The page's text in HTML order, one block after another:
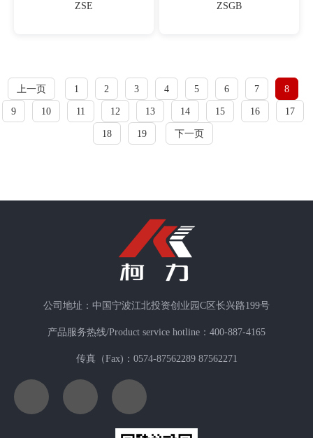
ZSE ZSGB
上一页 1 2 3 4 5 6 7 8
9 10 11 12 13 14 15 16 17
18 19 下一页
公司地址：中国宁波江北投资创业园C区长兴路199号
产品服务热线/Product service hotline：400-887-4165
传真（Fax)：0574-87562289 87562271